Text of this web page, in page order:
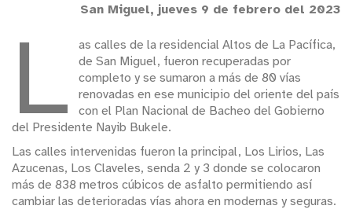
San Miguel, jueves 9 de febrero del 2023
L
as calles de la residencial Altos de La Pacífica,
de San Miguel, fueron recuperadas por
completo y se sumaron a más de 80 vías
renovadas en ese municipio del oriente del país
con el Plan Nacional de Bacheo del Gobierno
del Presidente Nayib Bukele.
Las calles intervenidas fueron la principal, Los Lirios, Las
Azucenas, Los Claveles, senda 2 y 3 donde se colocaron
más de 838 metros cúbicos de asfalto permitiendo así
cambiar las deterioradas vías ahora en modernas y seguras.